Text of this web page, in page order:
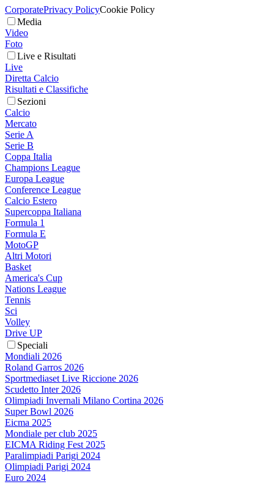
CorporatePrivacy PolicyCookie Policy
Media
Video
Foto
Live e Risultati
Live
Diretta Calcio
Risultati e Classifiche
Sezioni
Calcio
Mercato
Serie A
Serie B
Coppa Italia
Champions League
Europa League
Conference League
Calcio Estero
Supercoppa Italiana
Formula 1
Formula E
MotoGP
Altri Motori
Basket
America's Cup
Nations League
Tennis
Sci
Volley
Drive UP
Speciali
Mondiali 2026
Roland Garros 2026
Sportmediaset Live Riccione 2026
Scudetto Inter 2026
Olimpiadi Invernali Milano Cortina 2026
Super Bowl 2026
Eicma 2025
Mondiale per club 2025
EICMA Riding Fest 2025
Paralimpiadi Parigi 2024
Olimpiadi Parigi 2024
Euro 2024